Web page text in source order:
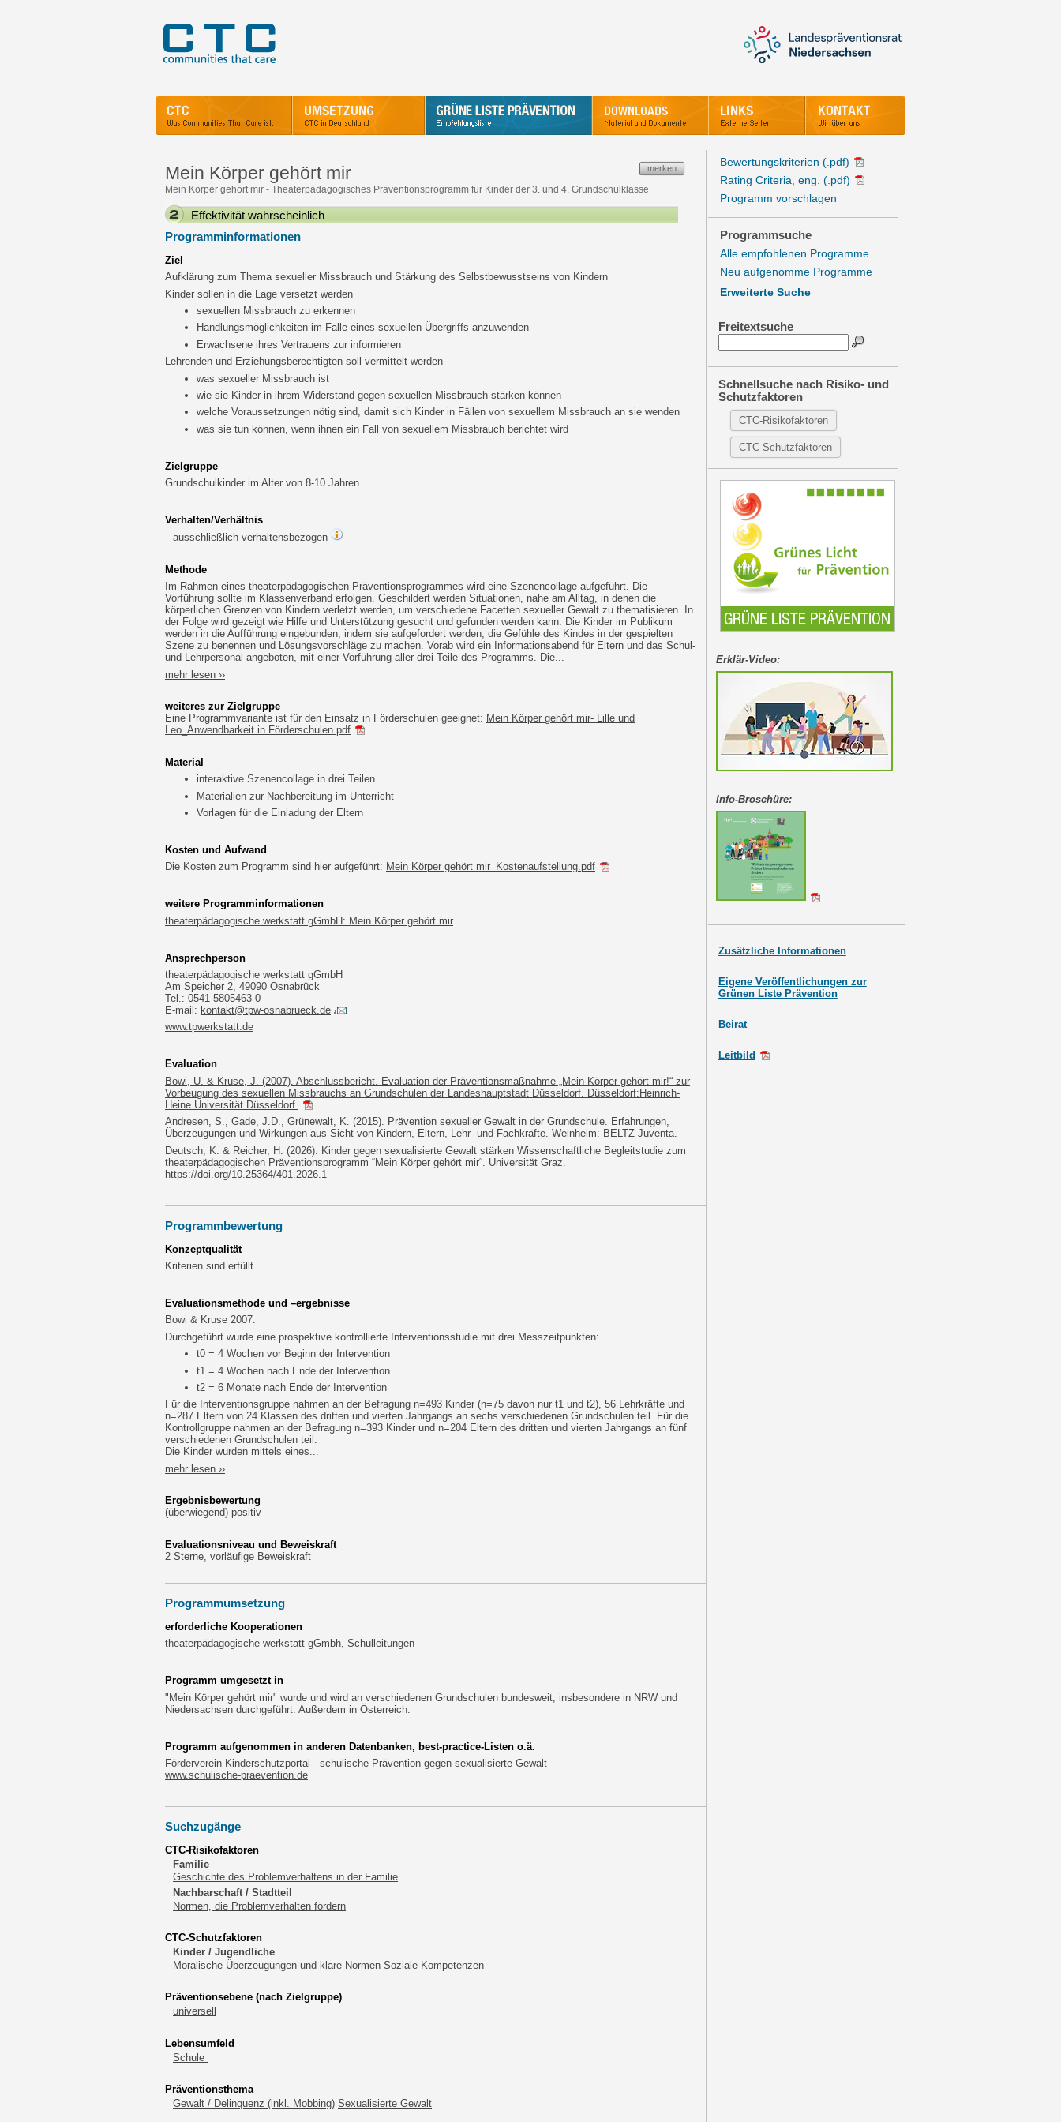
Bewertungskriterien (.pdf)
Rating Criteria, eng. (.pdf)
Programm vorschlagen
Programmsuche
Alle empfohlenen Programme
Neu aufgenomme Programme
Erweiterte Suche
Freitextsuche
Schnellsuche nach Risiko- und
Schutzfaktoren
CTC-Risikofaktoren
CTC-Schutzfaktoren
Erklär-Video:
Info-Broschüre:
Zusätzliche Informationen
Eigene Veröffentlichungen zur
Grünen Liste Prävention
Beirat
Leitbild
merken
Mein Körper gehört mir
Mein Körper gehört mir - Theaterpädagogisches Präventionsprogramm für Kinder der 3. und 4. Grundschulklasse
Effektivität wahrscheinlich
Programminformationen
Ziel
Aufklärung zum Thema sexueller Missbrauch und Stärkung des Selbstbewusstseins von Kindern
Kinder sollen in die Lage versetzt werden
sexuellen Missbrauch zu erkennen
Handlungsmöglichkeiten im Falle eines sexuellen Übergriffs anzuwenden
Erwachsene ihres Vertrauens zur informieren
Lehrenden und Erziehungsberechtigten soll vermittelt werden
was sexueller Missbrauch ist
wie sie Kinder in ihrem Widerstand gegen sexuellen Missbrauch stärken können
welche Voraussetzungen nötig sind, damit sich Kinder in Fällen von sexuellem Missbrauch an sie wenden
was sie tun können, wenn ihnen ein Fall von sexuellem Missbrauch berichtet wird
Zielgruppe
Grundschulkinder im Alter von 8-10 Jahren
Verhalten/Verhältnis
ausschließlich verhaltensbezogen
Methode
Im Rahmen eines theaterpädagogischen Präventionsprogrammes wird eine Szenencollage aufgeführt. Die
Vorführung sollte im Klassenverband erfolgen. Geschildert werden Situationen, nahe am Alltag, in denen die
körperlichen Grenzen von Kindern verletzt werden, um verschiedene Facetten sexueller Gewalt zu thematisieren. In
der Folge wird gezeigt wie Hilfe und Unterstützung gesucht und gefunden werden kann. Die Kinder im Publikum
werden in die Aufführung eingebunden, indem sie aufgefordert werden, die Gefühle des Kindes in der gespielten
Szene zu benennen und Lösungsvorschläge zu machen. Vorab wird ein Informationsabend für Eltern und das Schul-
und Lehrpersonal angeboten, mit einer Vorführung aller drei Teile des Programms. Die...
mehr lesen ››
weiteres zur Zielgruppe
Eine Programmvariante ist für den Einsatz in Förderschulen geeignet: Mein Körper gehört mir- Lille und
Leo_Anwendbarkeit in Förderschulen.pdf
Material
interaktive Szenencollage in drei Teilen
Materialien zur Nachbereitung im Unterricht
Vorlagen für die Einladung der Eltern
Kosten und Aufwand
Die Kosten zum Programm sind hier aufgeführt: Mein Körper gehört mir_Kostenaufstellung.pdf
weitere Programminformationen
theaterpädagogische werkstatt gGmbH: Mein Körper gehört mir
Ansprechperson
theaterpädagogische werkstatt gGmbH
Am Speicher 2, 49090 Osnabrück
Tel.: 0541-5805463-0
E-mail: kontakt@tpw-osnabrueck.de
www.tpwerkstatt.de
Evaluation
Bowi, U. & Kruse, J. (2007). Abschlussbericht. Evaluation der Präventionsmaßnahme „Mein Körper gehört mir!“ zur
Vorbeugung des sexuellen Missbrauchs an Grundschulen der Landeshauptstadt Düsseldorf. Düsseldorf:Heinrich-
Heine Universität Düsseldorf.
Andresen, S., Gade, J.D., Grünewalt, K. (2015). Prävention sexueller Gewalt in der Grundschule. Erfahrungen,
Überzeugungen und Wirkungen aus Sicht von Kindern, Eltern, Lehr- und Fachkräfte. Weinheim: BELTZ Juventa.
Deutsch, K. & Reicher, H. (2026). Kinder gegen sexualisierte Gewalt stärken Wissenschaftliche Begleitstudie zum
theaterpädagogischen Präventionsprogramm “Mein Körper gehört mir“. Universität Graz.
https://doi.org/10.25364/401.2026.1
Programmbewertung
Konzeptqualität
Kriterien sind erfüllt.
Evaluationsmethode und –ergebnisse
Bowi & Kruse 2007:
Durchgeführt wurde eine prospektive kontrollierte Interventionsstudie mit drei Messzeitpunkten:
t0 = 4 Wochen vor Beginn der Intervention
t1 = 4 Wochen nach Ende der Intervention
t2 = 6 Monate nach Ende der Intervention
Für die Interventionsgruppe nahmen an der Befragung n=493 Kinder (n=75 davon nur t1 und t2), 56 Lehrkräfte und
n=287 Eltern von 24 Klassen des dritten und vierten Jahrgangs an sechs verschiedenen Grundschulen teil. Für die
Kontrollgruppe nahmen an der Befragung n=393 Kinder und n=204 Eltern des dritten und vierten Jahrgangs an fünf
verschiedenen Grundschulen teil.
Die Kinder wurden mittels eines...
mehr lesen ››
Ergebnisbewertung
(überwiegend) positiv
Evaluationsniveau und Beweiskraft
2 Sterne, vorläufige Beweiskraft
Programmumsetzung
erforderliche Kooperationen
theaterpädagogische werkstatt gGmbh, Schulleitungen
Programm umgesetzt in
"Mein Körper gehört mir" wurde und wird an verschiedenen Grundschulen bundesweit, insbesondere in NRW und
Niedersachsen durchgeführt. Außerdem in Österreich.
Programm aufgenommen in anderen Datenbanken, best-practice-Listen o.ä.
Förderverein Kinderschutzportal - schulische Prävention gegen sexualisierte Gewalt
www.schulische-praevention.de
Suchzugänge
CTC-Risikofaktoren
Familie
Geschichte des Problemverhaltens in der Familie
Nachbarschaft / Stadtteil
Normen, die Problemverhalten fördern
CTC-Schutzfaktoren
Kinder / Jugendliche
Moralische Überzeugungen und klare Normen Soziale Kompetenzen
Präventionsebene (nach Zielgruppe)
universell
Lebensumfeld
Schule
Präventionsthema
Gewalt / Delinquenz (inkl. Mobbing) Sexualisierte Gewalt